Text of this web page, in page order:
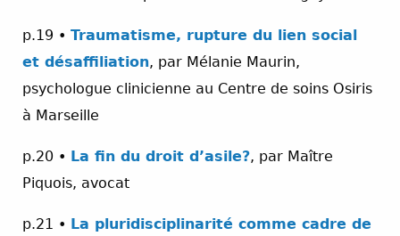
p.19 • Traumatisme, rupture du lien social
et désaffiliation, par Mélanie Maurin,
psychologue clinicienne au Centre de soins Osiris
à Marseille
p.20 • La fin du droit d’asile?, par Maître
Piquois, avocat
p.21 • La pluridisciplinarité comme cadre de